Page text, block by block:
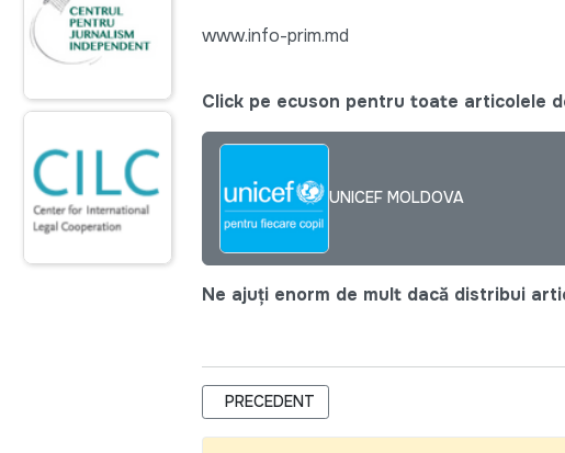
www.info-prim.md
Click pe ecuson pentru toate articolele
UNICEF MOLDOVA
Ne ajuți enorm de mult dacă distribui
ARTICOL PRECEDENT: RAPORT DE
PRECEDENT